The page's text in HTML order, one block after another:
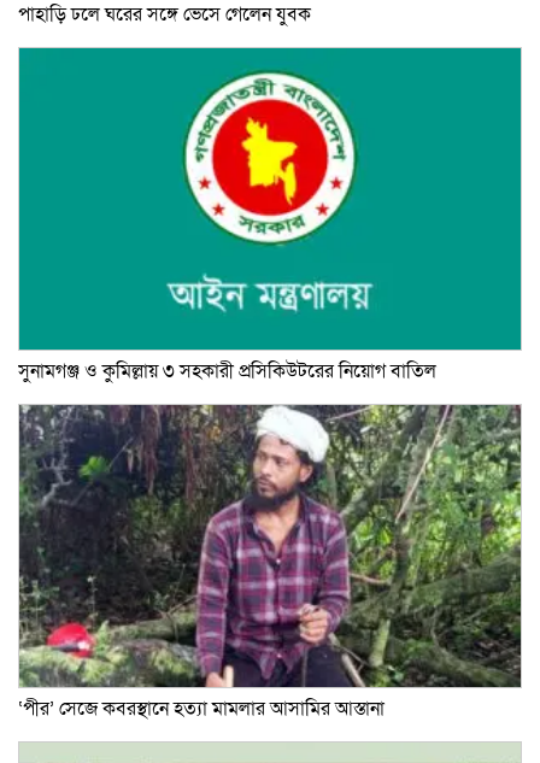
পাহাড়ি ঢলে ঘরের সঙ্গে ভেসে গেলেন যুবক
সুনামগঞ্জ ও কুমিল্লায় ৩ সহকারী প্রসিকিউটরের নিয়োগ বাতিল
‘পীর’ সেজে কবরস্থানে হত্যা মামলার আসামির আস্তানা